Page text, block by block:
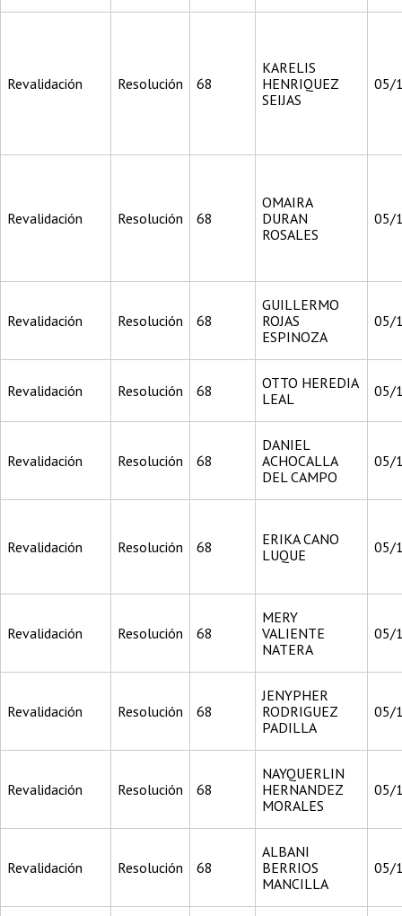
Revalidación Resolución 68
KARELIS
HENRIQUEZ
SEIJAS
05/
Revalidación Resolución 68
OMAIRA
DURAN
ROSALES
05/
Revalidación Resolución 68
GUILLERMO
ROJAS
ESPINOZA
05/
Revalidación Resolución 68
OTTO HEREDIA
LEAL
05/
Revalidación Resolución 68
DANIEL
ACHOCALLA
DEL CAMPO
05/
Revalidación Resolución 68
ERIKA CANO
LUQUE
05/
Revalidación Resolución 68
MERY
VALIENTE
NATERA
05/
Revalidación Resolución 68
JENYPHER
RODRIGUEZ
PADILLA
05/
Revalidación Resolución 68
NAYQUERLIN
HERNANDEZ
MORALES
05/
Revalidación Resolución 68
ALBANI
BERRIOS
MANCILLA
05/